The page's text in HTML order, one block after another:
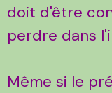
doit d'être
perdre dans
Même si le